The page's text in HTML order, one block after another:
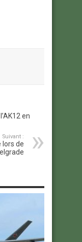
en
Suivant :
lors de